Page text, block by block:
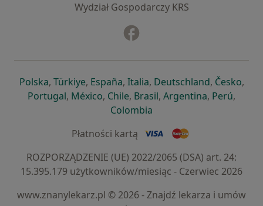
Wydział Gospodarczy KRS
Polskaotwiera się w nowej karcie
, Türkiyeotwiera się w nowej karcie
, Españaotwiera się w nowej karcie
, Italiaotwiera się w nowej
, Deutschlandotwiera się
, Česko,
Portugalotwiera się w nowej karcie
, Méxicootwiera się w nowej karcie
, Chileotwiera się w nowej karcie
, Brasilotwiera się w nowej
, Argentinaotwiera się
, Perú,
Colombia
Płatności kartą
ROZPORZĄDZENIE (UE) 2022/2065 (DSA) art. 24:
15.395.179 użytkowników/miesiąc - Czerwiec 2026
www.znanylekarz.pl © 2026 - Znajdź lekarza i umów